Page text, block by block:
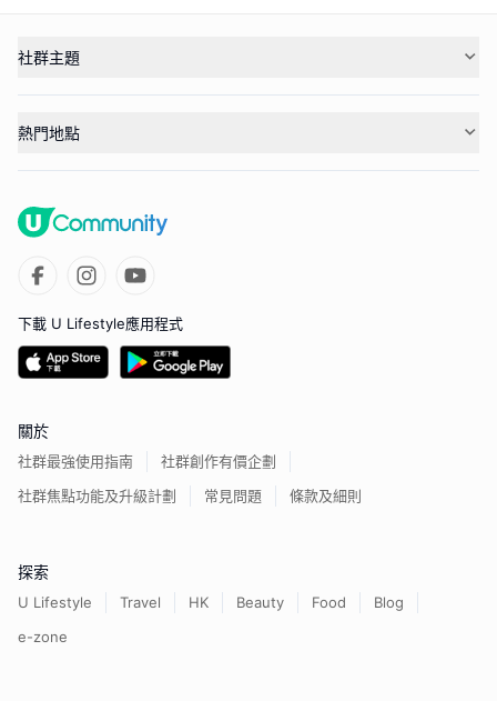
社群主題
熱門地點
下載 U Lifestyle應用程式
關於
社群最強使用指南
社群創作有價企劃
社群焦點功能及升級計劃
常見問題 條款及細則
探索
U Lifestyle Travel HK Beauty Food
Blog
e-zone